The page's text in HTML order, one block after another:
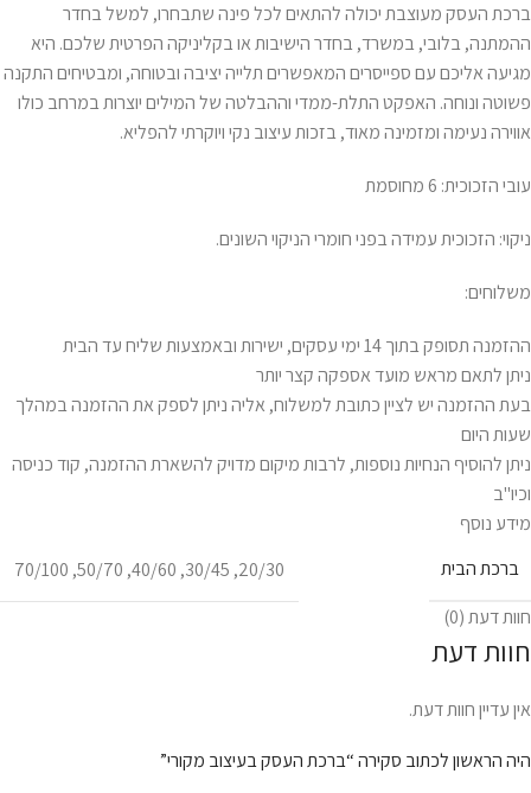
ברכת העסק מעוצבת יכולה להתאים לכל פינה שתבחרו, למשל בחדר
ההמתנה, בלובי, במשרד, בחדר הישיבות או בקליניקה הפרטית שלכם. היא
מגיעה אליכם עם ספייסרים המאפשרים תלייה יציבה ובטוחה, ומבטיחים התקנה
פשוטה ונוחה. האפקט התלת-ממדי וההבלטה של המילים יוצרות במרחב כולו
אווירה נעימה ומזמינה מאוד, בזכות עיצוב נקי ויוקרתי להפליא.
עובי הזכוכית: 6 מחוסמת
ניקוי: הזכוכית עמידה בפני חומרי הניקוי השונים.
משלוחים:
ההזמנה תסופק בתוך 14 ימי עסקים, ישירות ובאמצעות שליח עד הבית
ניתן לתאם מראש מועד אספקה קצר יותר
בעת ההזמנה יש לציין כתובת למשלוח, אליה ניתן לספק את ההזמנה במהלך
שעות היום
ניתן להוסיף הנחיות נוספות, לרבות מיקום מדויק להשארת ההזמנה, קוד כניסה
וכיו"ב
מידע נוסף
ברכת הבית
20/30
,
30/45
,
40/60
,
50/70
,
70/100
חוות דעת (0)
חוות דעת
אין עדיין חוות דעת.
היה הראשון לכתוב סקירה “ברכת העסק בעיצוב מקורי”